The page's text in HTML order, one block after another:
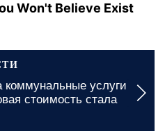
Won't Believe Exist
области: какие
быстрого получения